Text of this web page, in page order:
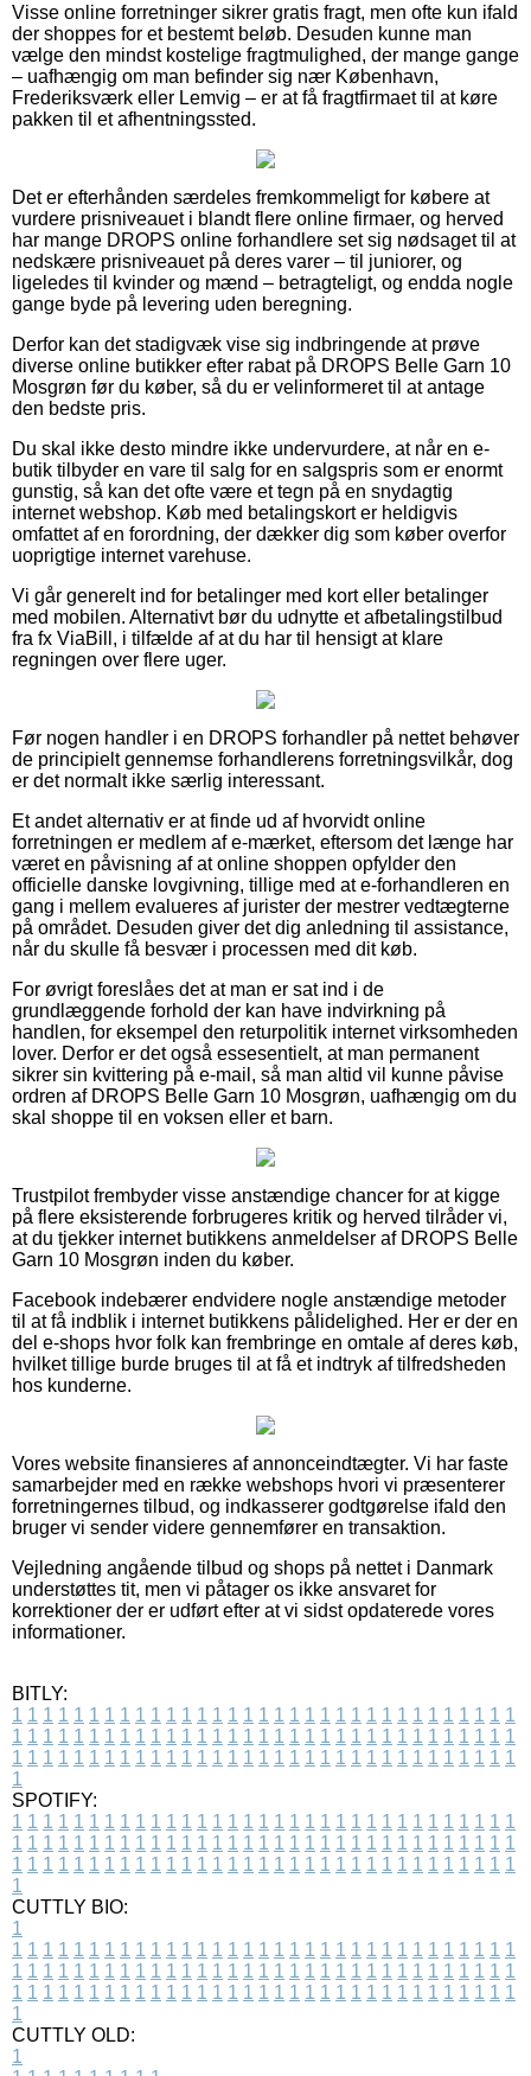
Visse online forretninger sikrer gratis fragt, men ofte kun ifald
der shoppes for et bestemt beløb. Desuden kunne man
vælge den mindst kostelige fragtmulighed, der mange gange
– uafhængig om man befinder sig nær København,
Frederiksværk eller Lemvig – er at få fragtfirmaet til at køre
pakken til et afhentningssted.
Det er efterhånden særdeles fremkommeligt for købere at
vurdere prisniveauet i blandt flere online firmaer, og herved
har mange DROPS online forhandlere set sig nødsaget til at
nedskære prisniveauet på deres varer – til juniorer, og
ligeledes til kvinder og mænd – betragteligt, og endda nogle
gange byde på levering uden beregning.
Derfor kan det stadigvæk vise sig indbringende at prøve
diverse online butikker efter rabat på DROPS Belle Garn 10
Mosgrøn før du køber, så du er velinformeret til at antage
den bedste pris.
Du skal ikke desto mindre ikke undervurdere, at når en e-
butik tilbyder en vare til salg for en salgspris som er enormt
gunstig, så kan det ofte være et tegn på en snydagtig
internet webshop. Køb med betalingskort er heldigvis
omfattet af en forordning, der dækker dig som køber overfor
uoprigtige internet varehuse.
Vi går generelt ind for betalinger med kort eller betalinger
med mobilen. Alternativt bør du udnytte et afbetalingstilbud
fra fx ViaBill, i tilfælde af at du har til hensigt at klare
regningen over flere uger.
Før nogen handler i en DROPS forhandler på nettet behøver
de principielt gennemse forhandlerens forretningsvilkår, dog
er det normalt ikke særlig interessant.
Et andet alternativ er at finde ud af hvorvidt online
forretningen er medlem af e-mærket, eftersom det længe har
været en påvisning af at online shoppen opfylder den
officielle danske lovgivning, tillige med at e-forhandleren en
gang i mellem evalueres af jurister der mestrer vedtægterne
på området. Desuden giver det dig anledning til assistance,
når du skulle få besvær i processen med dit køb.
For øvrigt foreslåes det at man er sat ind i de
grundlæggende forhold der kan have indvirkning på
handlen, for eksempel den returpolitik internet virksomheden
lover. Derfor er det også essesentielt, at man permanent
sikrer sin kvittering på e-mail, så man altid vil kunne påvise
ordren af DROPS Belle Garn 10 Mosgrøn, uafhængig om du
skal shoppe til en voksen eller et barn.
Trustpilot frembyder visse anstændige chancer for at kigge
på flere eksisterende forbrugeres kritik og herved tilråder vi,
at du tjekker internet butikkens anmeldelser af DROPS Belle
Garn 10 Mosgrøn inden du køber.
Facebook indebærer endvidere nogle anstændige metoder
til at få indblik i internet butikkens pålidelighed. Her er der en
del e-shops hvor folk kan frembringe en omtale af deres køb,
hvilket tillige burde bruges til at få et indtryk af tilfredsheden
hos kunderne.
Vores website finansieres af annonceindtægter. Vi har faste
samarbejder med en række webshops hvori vi præsenterer
forretningernes tilbud, og indkasserer godtgørelse ifald den
bruger vi sender videre gennemfører en transaktion.
Vejledning angående tilbud og shops på nettet i Danmark
understøttes tit, men vi påtager os ikke ansvaret for
korrektioner der er udført efter at vi sidst opdaterede vores
informationer.
BITLY:
1 1 1 1 1 1 1 1 1 1 1 1 1 1 1 1 1 1 1 1 1 1 1 1 1 1 1 1 1 1 1 1 1
1 1 1 1 1 1 1 1 1 1 1 1 1 1 1 1 1 1 1 1 1 1 1 1 1 1 1 1 1 1 1 1 1
1 1 1 1 1 1 1 1 1 1 1 1 1 1 1 1 1 1 1 1 1 1 1 1 1 1 1 1 1 1 1 1 1
1
SPOTIFY:
1 1 1 1 1 1 1 1 1 1 1 1 1 1 1 1 1 1 1 1 1 1 1 1 1 1 1 1 1 1 1 1 1
1 1 1 1 1 1 1 1 1 1 1 1 1 1 1 1 1 1 1 1 1 1 1 1 1 1 1 1 1 1 1 1 1
1 1 1 1 1 1 1 1 1 1 1 1 1 1 1 1 1 1 1 1 1 1 1 1 1 1 1 1 1 1 1 1 1
1
CUTTLY BIO:
1
1 1 1 1 1 1 1 1 1 1 1 1 1 1 1 1 1 1 1 1 1 1 1 1 1 1 1 1 1 1 1 1 1
1 1 1 1 1 1 1 1 1 1 1 1 1 1 1 1 1 1 1 1 1 1 1 1 1 1 1 1 1 1 1 1 1
1 1 1 1 1 1 1 1 1 1 1 1 1 1 1 1 1 1 1 1 1 1 1 1 1 1 1 1 1 1 1 1 1
1
CUTTLY OLD:
1